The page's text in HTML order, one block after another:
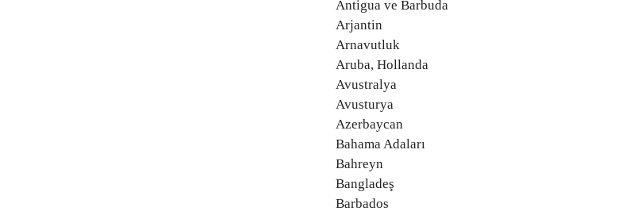
Antigua ve Barbuda
Arjantin
Arnavutluk
Aruba, Hollanda
Avustralya
Avusturya
Azerbaycan
Bahama Adaları
Bahreyn
Bangladeş
Barbados